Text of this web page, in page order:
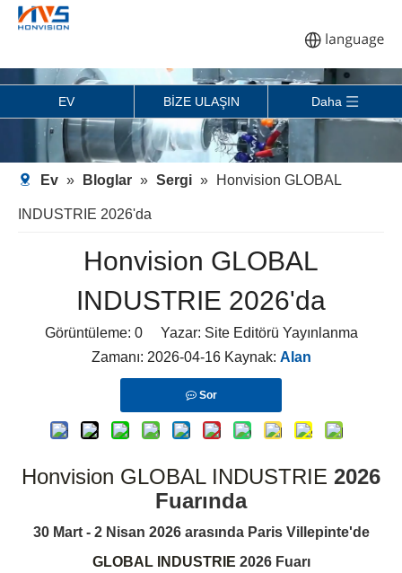
EV BİZE ULAŞIN Daha
Ev » Bloglar » Sergi » Honvision GLOBAL
INDUSTRIE 2026'da
Honvision GLOBAL
INDUSTRIE 2026'da
Görüntüleme: 0Yazar: Site Editörü Yayınlanma
Zamanı: 2026-04-16 Kaynak: Alan
Sor
Honvision GLOBAL INDUSTRIE 2026
Fuarında
30 Mart - 2 Nisan 2026 arasında Paris Villepinte'de
GLOBAL INDUSTRIE 2026 Fuarı